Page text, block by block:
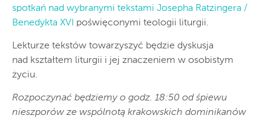
spotkań nad wybranymi tekstami Josepha Ratzingera /
Benedykta XVI poświęconymi teologii liturgii.
Lekturze tekstów towarzyszyć będzie dyskusja
nad kształtem liturgii i jej znaczeniem w osobistym
życiu.
Rozpoczynać będziemy o godz. 18:50 od śpiewu
nieszporów ze wspólnotą krakowskich dominikanów